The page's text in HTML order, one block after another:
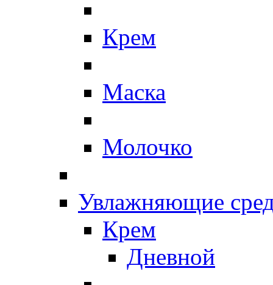
Крем
Маска
Молочко
Увлажняющие
Крем
Дневной